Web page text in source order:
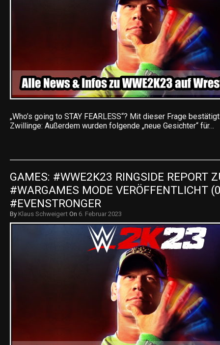
„Who’s going to STAY FEARLESS“? Mit dieser Frage
Zwillinge: Außerdem wurden folgende „neue Gesichter“ für…
GAMES: #WWE2K23 RINGSIDE REPORT
#WARGAMES MODE VERÖFFENTLICHT
#EVENSTRONGER
By Klaus Schweigert On 6. Februar 2023